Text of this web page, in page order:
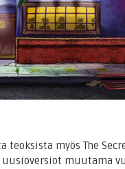
myös The
uusioversiot muutama